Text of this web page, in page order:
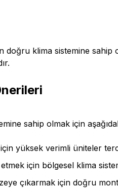
doğru klima sistemine
sahip olmak için
yüksek verimli üniteler
için bölgesel klima
çıkarmak için doğru